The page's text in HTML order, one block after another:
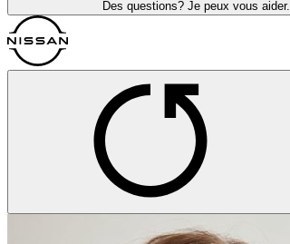
Des questions? Je peux vous aider.